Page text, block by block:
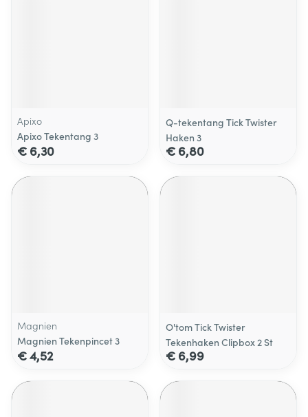
Apixo
Apixo Tekentang 3
€ 6,30
Q-tekentang Tick Twister
Haken 3
€ 6,80
Magnien
Magnien Tekenpincet 3
€ 4,52
O'tom Tick Twister
Tekenhaken Clipbox 2 St
€ 6,99